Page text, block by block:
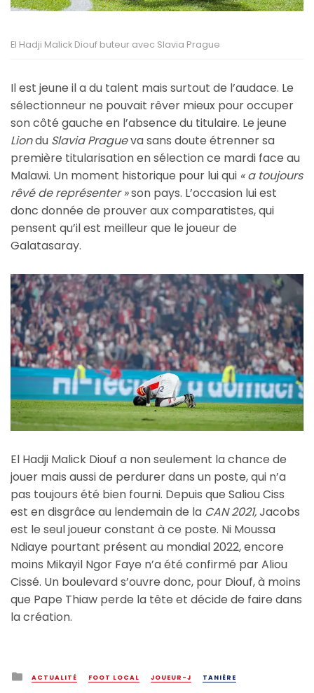
El Hadji Malick Diouf buteur avec Slavia Prague
Il est jeune il a du talent mais surtout de l’audace. Le
sélectionneur ne pouvait rêver mieux pour occuper
son côté gauche en l’absence du titulaire. Le jeune
Liondu Slavia Pragueva sans doute étrenner sa
première titularisation en sélection ce mardi face au
Malawi. Un moment historique pour lui qui « a toujours
rêvé de représenter »son pays. L’occasion lui est
donc donnée de prouver aux comparatistes, qui
pensent qu’il est meilleur que le joueur de
Galatasaray.
El Hadji Malick Diouf a non seulement la chance de
jouer mais aussi de perdurer dans un poste, qui n’a
pas toujours été bien fourni. Depuis que Saliou Ciss
est en disgrâce au lendemain de la CAN 2021,Jacobs
est le seul joueur constant à ce poste. Ni Moussa
Ndiaye pourtant présent au mondial 2022, encore
moins Mikayil Ngor Faye n’a été confirmé par Aliou
Cissé. Un boulevard s’ouvre donc, pour Diouf, à moins
que Pape Thiaw perde la tête et décide de faire dans
la création.
Posted
in
ACTUALITÉ FOOT LOCAL JOUEUR-J TANIÈRE